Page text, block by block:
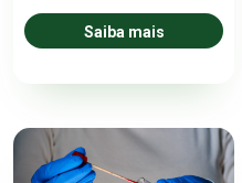
Saiba mais